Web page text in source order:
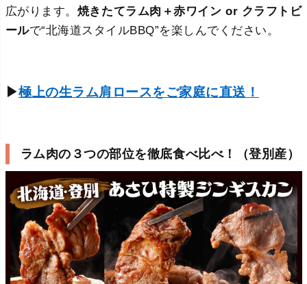
広がります。 焼きたてラム肉＋赤ワイン or クラフトビ
ールで“北海道スタイルBBQ”を楽しんでください。
▶極上の生ラム肩ロースをご家庭に直送！
ラム肉の３つの部位を徹底食べ比べ！（登別産）